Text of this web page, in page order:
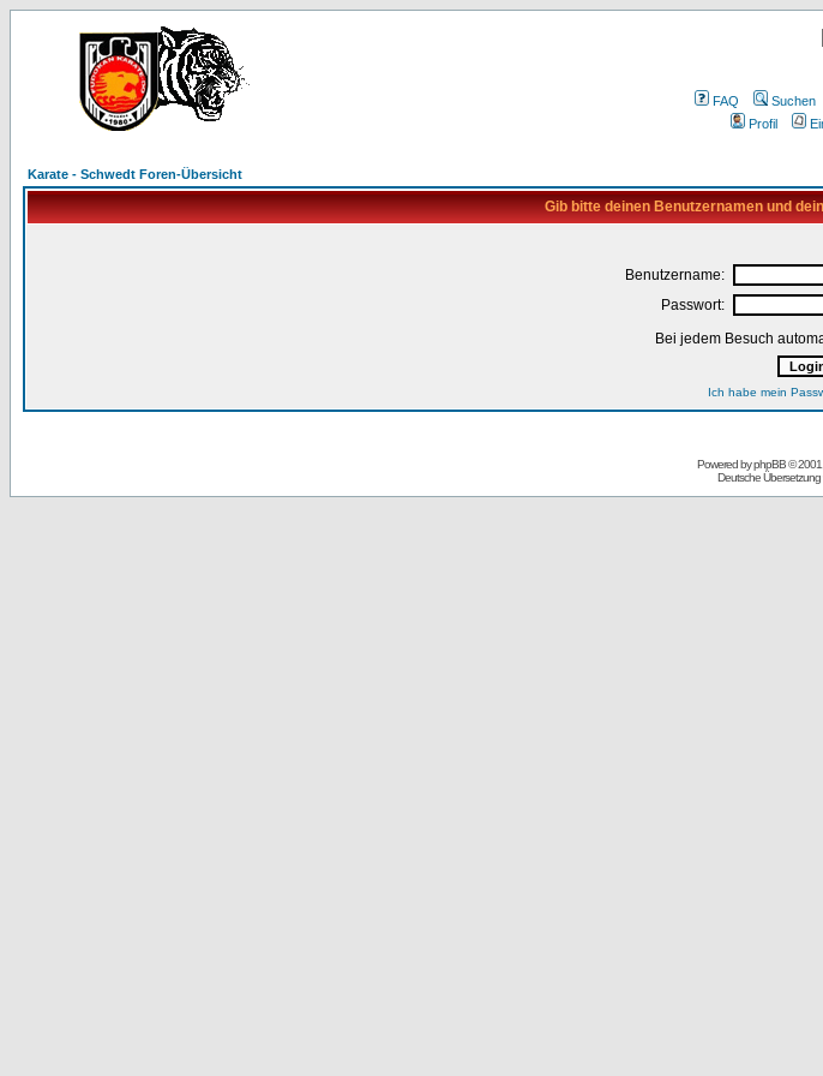
FAQ Suchen
Profil
Karate - Schwedt Foren-Übersicht
Gib bitte deinen Benutzernamen und
Benutzername:
Passwort:
Bei jedem Besuch
Ich habe mein
Powered byphpBB©
Deutsche Übersetzung